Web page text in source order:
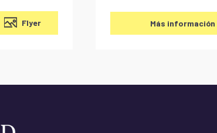
Flyer Más información